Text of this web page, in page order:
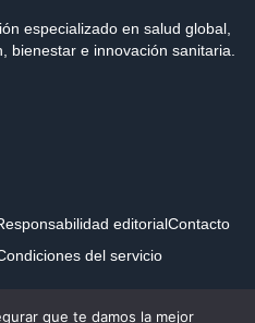
especializado en salud global,
bienestar e innovación sanitaria.
editorialContacto
del servicio
que te damos la mejor